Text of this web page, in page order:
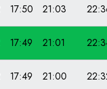
17:50 21:03
17:49 21:01
17:49 21:00